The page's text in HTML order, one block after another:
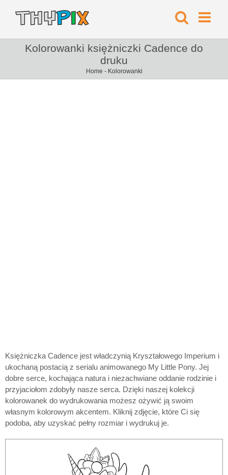
Kolorowanki księżniczki Cadence do
druku
Home - Kolorowanki
Księżniczka Cadence jest władczynią Kryształowego Imperium i
ukochaną postacią z serialu animowanego My Little Pony. Jej
dobre serce, kochająca natura i niezachwiane oddanie rodzinie i
przyjaciołom zdobyły nasze serca. Dzięki naszej kolekcji
kolorowanek do wydrukowania możesz ożywić ją swoim
własnym kolorowym akcentem. Kliknij zdjęcie, które Ci się
podoba, aby uzyskać pełny rozmiar i wydrukuj je.